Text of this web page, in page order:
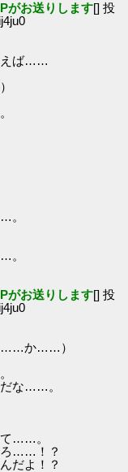
がお送りします[] 投
えば……
。
。
がお送りします[] 投
……か……）
な……。
……。
ろ……！？
だよ！？